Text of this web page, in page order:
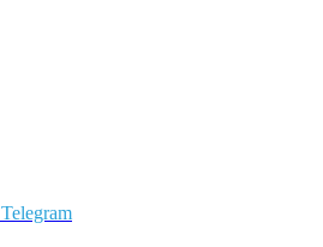
Telegram